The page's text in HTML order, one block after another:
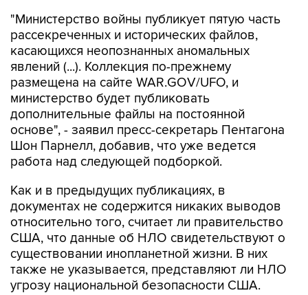
"Министерство войны публикует пятую часть
рассекреченных и исторических файлов,
касающихся неопознанных аномальных
явлений (...). Коллекция по-прежнему
размещена на сайте WAR.GOV/UFO, и
министерство будет публиковать
дополнительные файлы на постоянной
основе", - заявил пресс-секретарь Пентагона
Шон Парнелл, добавив, что уже ведется
работа над следующей подборкой.
Как и в предыдущих публикациях, в
документах не содержится никаких выводов
относительно того, считает ли правительство
США, что данные об НЛО свидетельствуют о
существовании инопланетной жизни. В них
также не указывается, представляют ли НЛО
угрозу национальной безопасности США.